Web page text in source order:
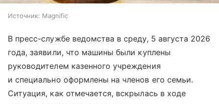
Источник: Magnific
В пресс-службе ведомства в среду, 5 августа 2026
года, заявили, что машины были куплены
руководителем казенного учреждения
и специально оформлены на членов его семьи.
Ситуация, как отмечается, вскрылась в ходе